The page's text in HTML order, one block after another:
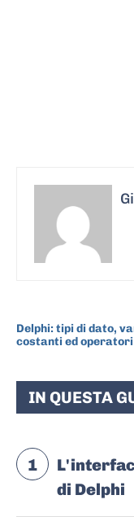
Delphi: tipi di dato,
costanti ed operatori
IN QUESTA
1
di Delphi